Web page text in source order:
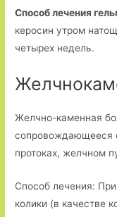
Способ лечения
керосин утром
четырех недель.
Желчно-каменная
сопровождающееся
протоках, желчном
Способ лечения:
колики (в качестве